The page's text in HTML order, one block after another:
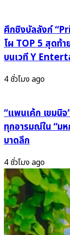
ฟาด
คะแนน
เฉือน
Hearts2Hearts
เดือด
ดอ
ลน้
อง
ใหม่
ทรง
5
จาก
7
อันดับ
แรก
เขย่า
วงการ
K-
Pop
รุ่น
ใหม่
ศึกชิงบัลลังก์
โผ TOP 5 สุดท้
บนเวที Y
4 ชั่วโมง ago
“แพนเค้ก เขมนิ
ทุกอารมณ์ใน “ม
บาดลึก
4 ชั่วโมง ago